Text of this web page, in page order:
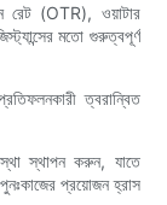
রেট (OTR), ওয়াটার
মতো গুরুত্বপূর্ণ
ত্বরান্বিত
স্থাপন করুন, যাতে
প্রয়োজন হ্রাস